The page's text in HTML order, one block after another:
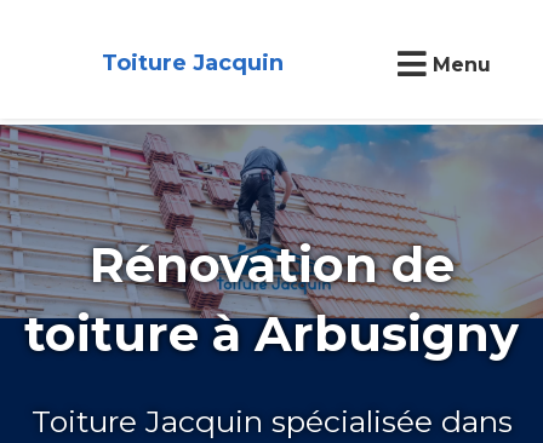
Toiture Jacquin Menu
Rénovation de
toiture à Arbusigny
Toiture Jacquin spécialisée dans